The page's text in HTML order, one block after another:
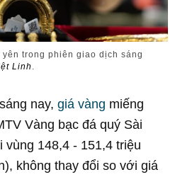
trong phiên giao dịch sáng
Linh .
nay,giá vàng miếng
Vàng bạc đá quý Sài
vùng 148,4 - 151,4 triệu
không thay đổi so với giá